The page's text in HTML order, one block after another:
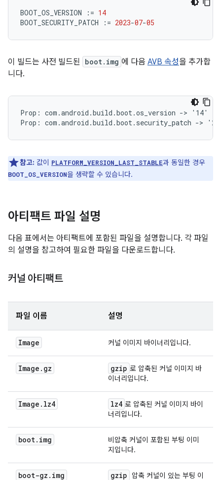
BOOT_OS_VERSION := 14
BOOT_SECURITY_PATCH
:= 2023-07-05
이 빌드는 사전 빌드된 boot.img 에 다음 AVB 속성을 추가합
니다.
Prop: com.android.build.boot.os_version -> '14'
참고: 값이 PLATFORM_VERSION_LAST_STABLE과 동일한 경우
BOOT_OS_VERSION을 생략할 수 있습니다.
아티팩트 파일 설명
다음 표에서는 아티팩트에 포함된 파일을 설명합니다. 각 파일
의 설명을 참고하여 필요한 파일을 다운로드합니다.
커널 아티팩트
파일 이름 설명
Image 커널 이미지 바이너리입니다.
Image . gz gzip 로 압축된 커널 이미지 바
이너리입니다.
Image . lz4 lz4 로 압축된 커널 이미지 바이
너리입니다.
boot. img
비압축 커널이 포함된 부팅 이미
지입니다.
boot-gz . img gzip 압축 커널이 있는 부팅 이